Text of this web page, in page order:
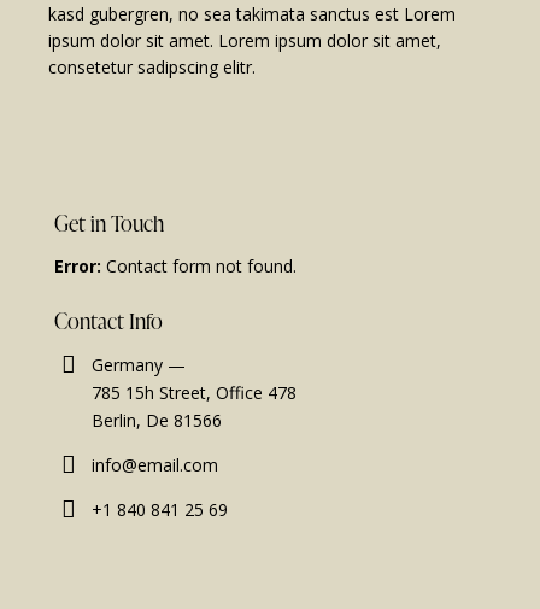
kasd gubergren, no sea takimata sanctus est Lorem
ipsum dolor sit amet. Lorem ipsum dolor sit amet,
consetetur sadipscing elitr.
Get in Touch
Error: Contact form not found.
Contact Info
Germany —
785 15h Street, Office 478
Berlin, De 81566
info@email.com
+1 840 841 25 69